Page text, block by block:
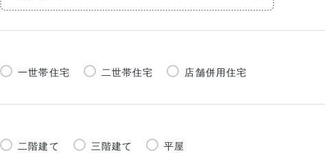
一世帯住宅 二世帯住宅 店舗併用住宅
二階建て 三階建て 平屋